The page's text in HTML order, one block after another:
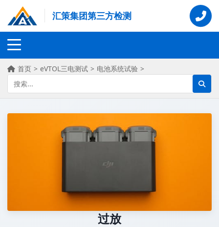
汇策集团第三方检测
首页 > eVTOL三电测试 > 电池系统试验 >
过放